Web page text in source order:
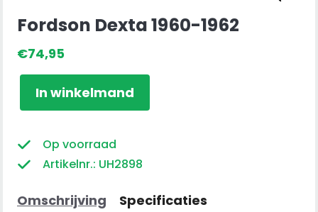
Fordson Dexta 1960-1962
€74,95
Fordson
Dexta
1962
aantal
In winkelmand
Op voorraad
Artikelnr.: UH2898
Omschrijving Specificaties